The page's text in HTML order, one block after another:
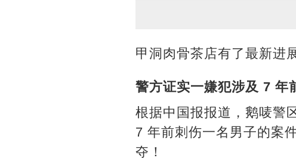
甲洞肉骨茶店有了最新进
警方证实一嫌犯涉及 7 年
根据中国报报道，鹅唛警
7 年前刺伤一名男子的案
夺！